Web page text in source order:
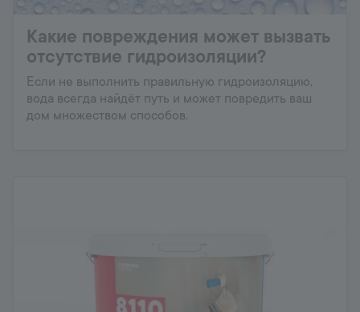
Какие повреждения может вызвать
отсутствие гидроизоляции?
Если не выполнить правильную гидроизоляцию,
вода всегда найдёт путь и может повредить ваш
дом множеством способов.